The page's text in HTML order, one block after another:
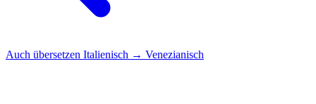
Auch übersetzen Italienisch → Venezianisch